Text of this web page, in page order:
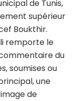
de Tunis,
supérieur
Boukthir.
remporte le
du
soumises ou
une
de